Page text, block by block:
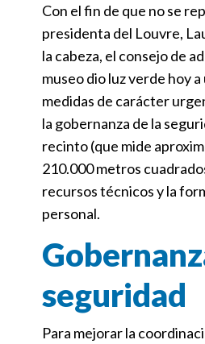
Con el fin de que no se
presidenta del Louvre,
la cabeza, el consejo de
museo dio luz verde hoy
medidas de carácter
la gobernanza de la
recinto (que mide
210.000 metros
recursos técnicos y la
personal.
seguridad
Para mejorar la